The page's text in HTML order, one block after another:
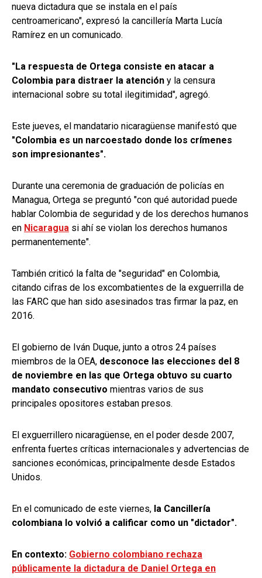
nueva dictadura que se instala en el país
centroamericano", expresó la cancillería Marta Lucía
Ramírez en un comunicado.
"La respuesta de Ortega consiste en atacar a
Colombia para distraer la atención y la censura
internacional sobre su total ilegitimidad", agregó.
Este jueves, el mandatario nicaragüense manifestó que
"Colombia es un narcoestado donde los crímenes
son impresionantes".
Durante una ceremonia de graduación de policías en
Managua, Ortega se preguntó "con qué autoridad puede
hablar Colombia de seguridad y de los derechos humanos
en Nicaragua si ahí se violan los derechos humanos
permanentemente".
También criticó la falta de "seguridad" en Colombia,
citando cifras de los excombatientes de la exguerrilla de
las FARC que han sido asesinados tras firmar la paz, en
2016.
El gobierno de Iván Duque, junto a otros 24 países
miembros de la OEA, desconoce las elecciones del 8
de noviembre en las que Ortega obtuvo su cuarto
mandato consecutivo mientras varios de sus
principales opositores estaban presos.
El exguerrillero nicaragüense, en el poder desde 2007,
enfrenta fuertes críticas internacionales y advertencias de
sanciones económicas, principalmente desde Estados
Unidos.
En el comunicado de este viernes, la Cancillería
colombiana lo volvió a calificar como un "dictador".
En contexto: Gobierno colombiano rechaza
públicamente la dictadura de Daniel Ortega en